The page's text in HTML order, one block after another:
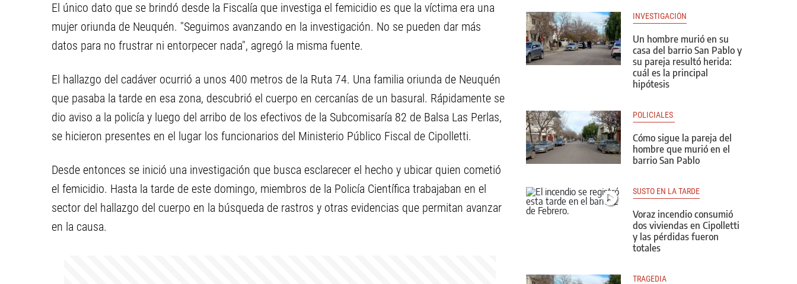
El único dato que se brindó desde la Fiscalía que investiga el femicidio es que la víctima era una
mujer oriunda de Neuquén. "Seguimos avanzando en la investigación. No se pueden dar más
datos para no frustrar ni entorpecer nada", agregó la misma fuente.
El hallazgo del cadáver ocurrió a unos 400 metros de la Ruta 74. Una familia oriunda de Neuquén
que pasaba la tarde en esa zona, descubrió el cuerpo en cercanías de un basural. Rápidamente se
dio aviso a la policía y luego del arribo de los efectivos de la Subcomisaría 82 de Balsa Las Perlas,
se hicieron presentes en el lugar los funcionarios del Ministerio Público Fiscal de Cipolletti.
Desde entonces se inició una investigación que busca esclarecer el hecho y ubicar quien cometió
el femicidio. Hasta la tarde de este domingo, miembros de la Policía Científica trabajaban en el
sector del hallazgo del cuerpo en la búsqueda de rastros y otras evidencias que permitan avanzar
en la causa.
INVESTIGACIÓN
Un hombre murió en su
casa del barrio San Pablo y
su pareja resultó herida:
cuál es la principal
hipótesis
POLICIALES
Cómo sigue la pareja del
hombre que murió en el
barrio San Pablo
SUSTO EN LA TARDE
Voraz incendio consumió
dos viviendas en Cipolletti
y las pérdidas fueron
totales
TRAGEDIA